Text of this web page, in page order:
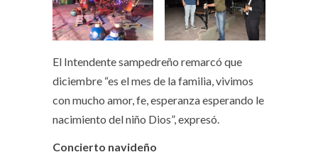
El Intendente sampedreño remarcó que
diciembre “es el mes de la familia, vivimos
con mucho amor, fe, esperanza esperando le
nacimiento del niño Dios”, expresó.
Concierto navideño